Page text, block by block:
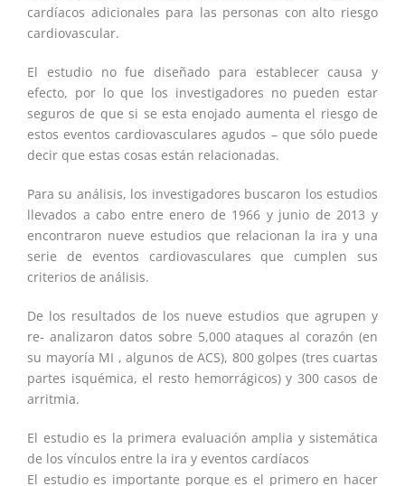
cardíacos adicionales para las personas con alto riesgo
cardiovascular.
El estudio no fue diseñado para establecer causa y
efecto, por lo que los investigadores no pueden estar
seguros de que si se esta enojado aumenta el riesgo de
estos eventos cardiovasculares agudos – que sólo puede
decir que estas cosas están relacionadas.
Para su análisis, los investigadores buscaron los estudios
llevados a cabo entre enero de 1966 y junio de 2013 y
encontraron nueve estudios que relacionan la ira y una
serie de eventos cardiovasculares que cumplen sus
criterios de análisis.
De los resultados de los nueve estudios que agrupen y
re- analizaron datos sobre 5,000 ataques al corazón (en
su mayoría MI , algunos de ACS), 800 golpes (tres cuartas
partes isquémica, el resto hemorrágicos) y 300 casos de
arritmia.
El estudio es la primera evaluación amplia y sistemática
de los vínculos entre la ira y eventos cardíacos
El estudio es importante porque es el primero en hacer